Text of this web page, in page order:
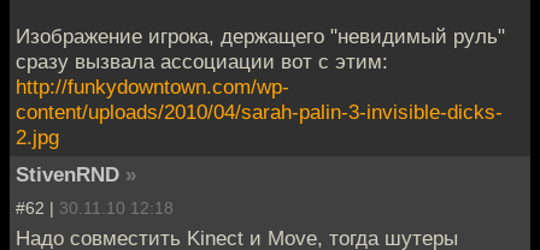
Изображение игрока, держащего "невидимый руль"
сразу вызвала ассоциации вот с этим:
http://funkydowntown.com/wp-
content/uploads/2010/04/sarah-palin-3-invisible-dicks-
2.jpg
StivenRND »
#62 | 30.11.10 12:18
Надо совместить Kinect и Move, тогда шутеры